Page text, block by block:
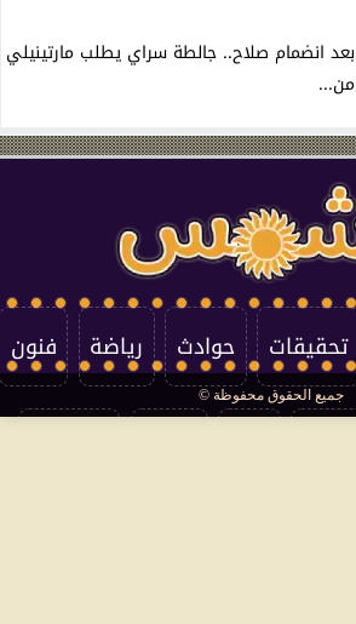
بعد انضمام صلاح.. جالطة سراي يطلب مارتينيلي
من...
تحقيقات حوادث رياضة فنون
جميع الحقوق محفوظة ©